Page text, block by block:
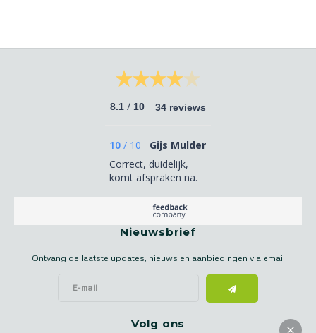
Nieuwsbrief
Ontvang de laatste updates, nieuws en aanbiedingen via email
Volg ons
8.1 / 10 34 reviews
10 / 10
Gijs Mulder
Correct, duidelijk,
komt afspraken na.